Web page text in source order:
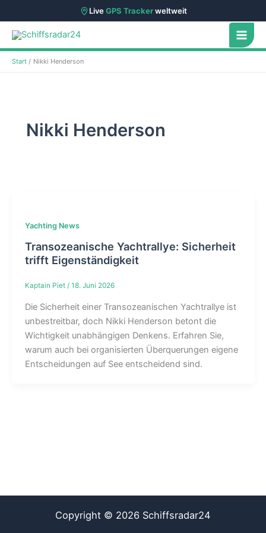
LiveGPS Trackerweltweit
Zum
Inhalt
springen
Start Nikki Henderson
Nikki Henderson
Yachting News
Transozeanische Yachtrallye: Sicherheit
trifft Eigenständigkeit
Kaptain Piet / 18. Juni 2026
Die Sicherheit einer Transozeanischen Yachtrallye ist
unbestreitbar, doch Nikki Henderson betont die
Wichtigkeit unabhängigen Denkens. Erfahren Sie,
warum auch bei organisierten Überquerungen eigene
Entscheidungen auf See entscheidend sind.
Copyright © 2026 Schiffsradar24